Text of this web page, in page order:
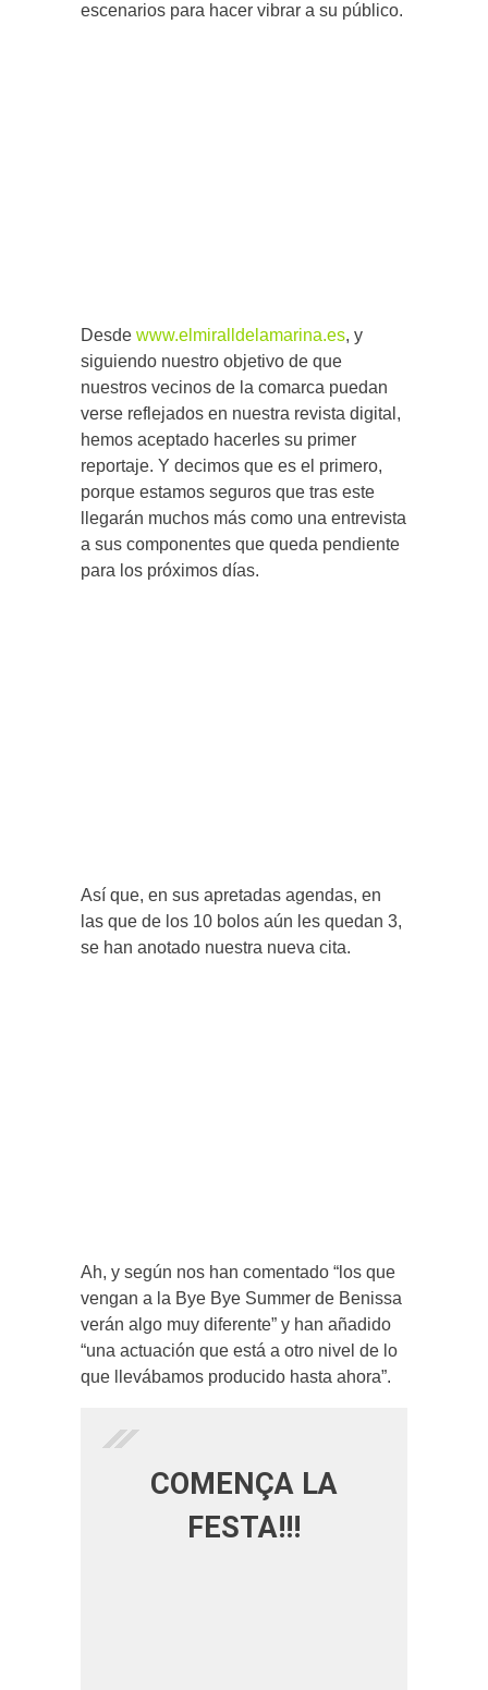
escenarios para hacer vibrar a su público.
Desde www.elmiralldelamarina.es, y
siguiendo nuestro objetivo de que
nuestros vecinos de la comarca puedan
verse reflejados en nuestra revista digital,
hemos aceptado hacerles su primer
reportaje. Y decimos que es el primero,
porque estamos seguros que tras este
llegarán muchos más como una entrevista
a sus componentes que queda pendiente
para los próximos días.
Así que, en sus apretadas agendas, en
las que de los 10 bolos aún les quedan 3,
se han anotado nuestra nueva cita.
Ah, y según nos han comentado “los que
vengan a la Bye Bye Summer de Benissa
verán algo muy diferente” y han añadido
“una actuación que está a otro nivel de lo
que llevábamos producido hasta ahora”.
COMENÇA LA
FESTA!!!